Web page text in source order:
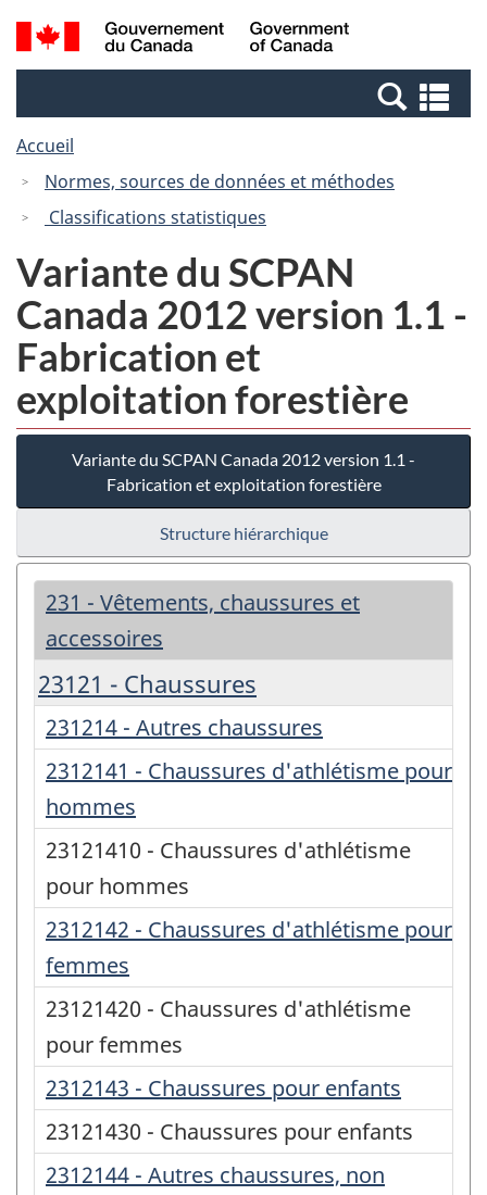
Passer
au
Passer
à
Canada
Recherche
et
et
Accueil
Normes, sources de données et méthodes
Classifications statistiques
Variante du SCPAN
Canada 2012 version 1.1 -
Fabrication et
exploitation forestière
Variante du SCPAN Canada 2012 version 1.1 -
Fabrication et exploitation forestière
Structure hiérarchique
231 - Vêtements, chaussures et
accessoires
23121 - Chaussures
231214 - Autres chaussures
2312141 - Chaussures d'athlétisme pour
hommes
23121410 - Chaussures d'athlétisme
pour hommes
2312142 - Chaussures d'athlétisme pour
femmes
23121420 - Chaussures d'athlétisme
pour femmes
2312143 - Chaussures pour enfants
23121430 - Chaussures pour enfants
2312144 - Autres chaussures, non